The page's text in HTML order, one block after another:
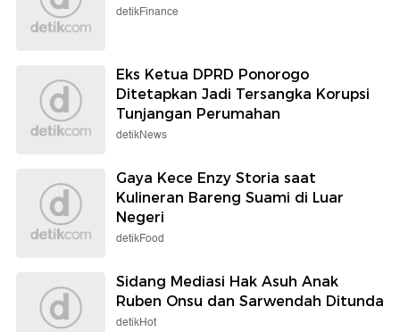
detikFinance
Eks Ketua DPRD Ponorogo
Ditetapkan Jadi Tersangka Korupsi
Tunjangan Perumahan
detikNews
Gaya Kece Enzy Storia saat
Kulineran Bareng Suami di Luar
Negeri
detikFood
Sidang Mediasi Hak Asuh Anak
Ruben Onsu dan Sarwendah Ditunda
detikHot